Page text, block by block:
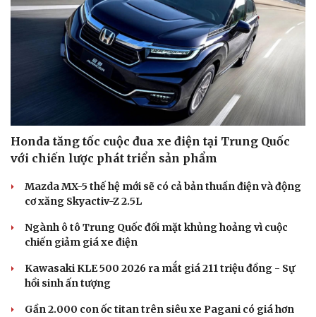
Honda tăng tốc cuộc đua xe điện tại Trung Quốc
với chiến lược phát triển sản phẩm
Mazda MX-5 thế hệ mới sẽ có cả bản thuần điện và động
cơ xăng Skyactiv-Z 2.5L
Ngành ô tô Trung Quốc đối mặt khủng hoảng vì cuộc
chiến giảm giá xe điện
Kawasaki KLE 500 2026 ra mắt giá 211 triệu đồng - Sự
hồi sinh ấn tượng
Gần 2.000 con ốc titan trên siêu xe Pagani có giá hơn